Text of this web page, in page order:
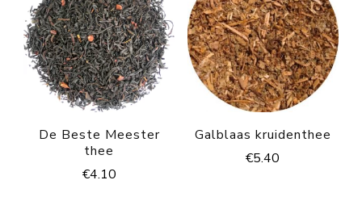
De Beste Meester
thee
€4.10
Galblaas kruidenthee
€5.40